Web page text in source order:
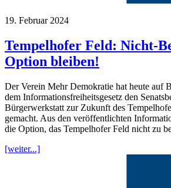
19. Februar 2024
Tempelhofer Feld: Nicht-
Option bleiben!
Der Verein Mehr Demokratie hat heute auf
dem Informationsfreiheitsgesetz den
Bürgerwerkstatt zur Zukunft des
gemacht. Aus den veröffentlichten
die Option, das Tempelhofer Feld nicht zu
[weiter...]